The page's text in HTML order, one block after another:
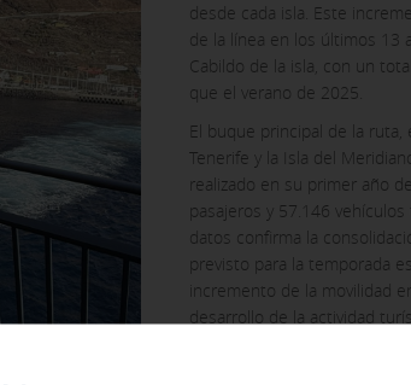
desde cada isla. Este
de la línea en los últimos 13
Cabildo de la isla, con un
que el verano de 2025.
El buque principal de la ruta,
Tenerife y la Isla del
realizado en su primer año
pasajeros y 57.146
datos confirma la
previsto para la temporada
incremento de la movilidad
desarrollo de la actividad
in our systems. You can configure your
These cookies do not store any personally